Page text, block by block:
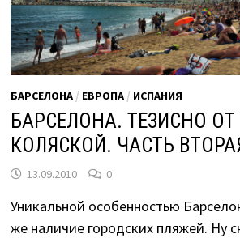
БАРСЕЛОНА / ЕВРОПА / ИСПАНИЯ
БАРСЕЛОНА. ТЕЗИСНО
КОЛЯСКОЙ. ЧАСТЬ
13.09.2010 0
Уникальной особенностью
же наличие городских пляжей. Ну